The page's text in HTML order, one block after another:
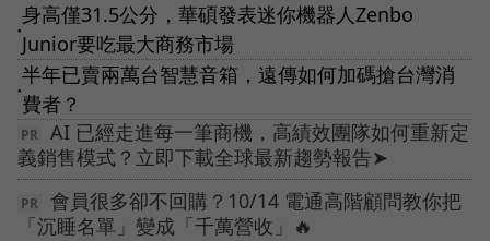
●
身高僅31.5公分，華碩發表迷你機器人Zenbo
Junior要吃最大商務市場
●
半年已賣兩萬台智慧音箱，遠傳如何加碼搶台灣消
費者？
AI 已經走進每一筆商機，高績效團隊如何重新定
義銷售模式？立即下載全球最新趨勢報告➤
會員很多卻不回購？10/14 電通高階顧問教你把
「沉睡名單」變成「千萬營收」🔥